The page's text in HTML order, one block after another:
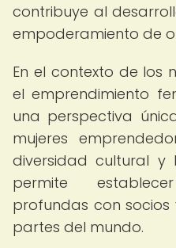
contribuye al
empoderamiento de
En el contexto de los
el emprendimiento
una perspectiva
mujeres
diversidad cultural y
permite
profundas con socios
partes del mundo.